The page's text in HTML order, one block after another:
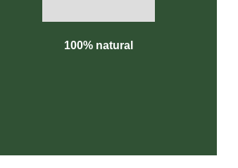
100% natural